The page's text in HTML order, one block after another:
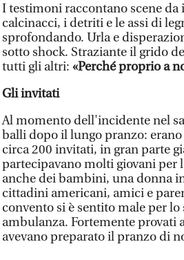
I testimoni raccontano scene
calcinacci, i detriti e le assi di
sprofondando. Urla e
sotto shock. Straziante il grido
tutti gli altri: «Perché proprio a
Gli invitati
Al momento dell'incidente nel
balli dopo il lungo pranzo:
circa 200 invitati, in gran parte
partecipavano molti giovani
anche dei bambini, una donna
cittadini americani, amici e
convento si è sentito male per
ambulanza. Fortemente provati
avevano preparato il pranzo di